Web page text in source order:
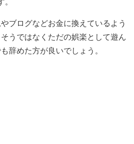
ブログなどお金に換えているよう
うではなくただの娯楽として遊ん
辞めた方が良いでしょう。